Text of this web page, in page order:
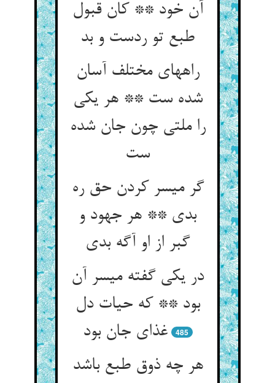
آن خود ** کان قبول
طبع تو ردست و بد
راههای مختلف آسان
شده ست ** هر یکی
را ملتی چون جان شده
گر میسر کردن حق ره
بدی ** هر جهود و
در یکی گفته میسر آن
بود ** که حیات دل
غذای جان بود
485
هر چه ذوق طبع باشد